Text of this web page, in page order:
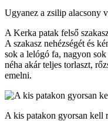
Ugyanez a zsilip alacsony
A Kerka patak felső
A szakasz nehézségét és
sok a lelógó fa, nagyon
néha akár teljes torlaszt,
emelni.
A kis patakon gyorsan kell